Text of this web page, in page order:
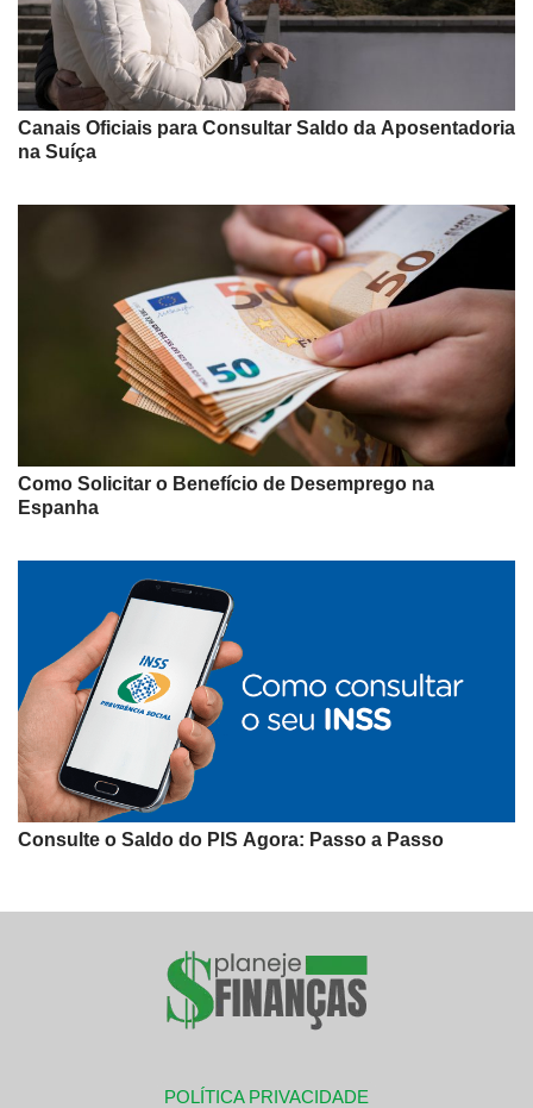
Canais Oficiais para Consultar Saldo da Aposentadoria
na Suíça
Como Solicitar o Benefício de Desemprego na
Espanha
Consulte o Saldo do PIS Agora: Passo a Passo
POLÍTICA PRIVACIDADE